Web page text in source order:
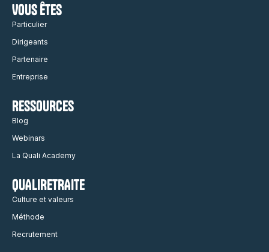
VOUS ÊTES
Particulier
Dirigeants
Partenaire
Entreprise
RESSOURCES
Blog
Webinars
La Quali Academy
QUALIRETRAITE
Culture et valeurs
Méthode
Recrutement